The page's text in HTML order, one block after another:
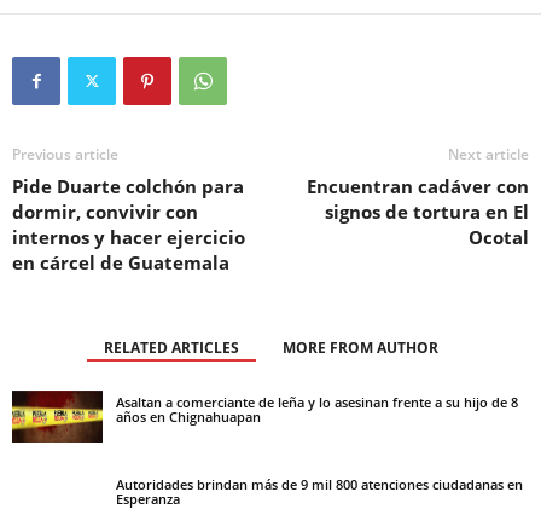
Previous article
Pide Duarte colchón para
dormir, convivir con
internos y hacer ejercicio
en cárcel de Guatemala
Next article
Encuentran cadáver con
signos de tortura en El
Ocotal
RELATED ARTICLES MORE FROM AUTHOR
Asaltan a comerciante de leña y lo asesinan frente a su hijo de 8
años en Chignahuapan
Autoridades brindan más de 9 mil 800 atenciones ciudadanas en
Esperanza